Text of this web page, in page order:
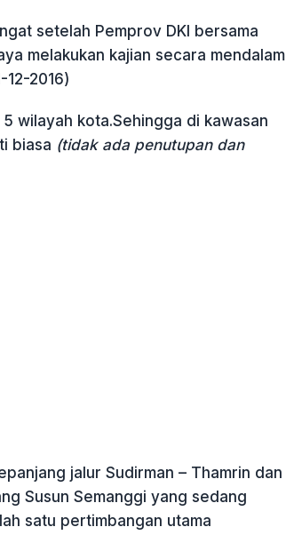
setelah Pemprov DKI bersama
melakukan kajian secara mendalam
2016)
wilayah kota.Sehingga di kawasan
biasa (tidak ada penutupan dan
jalur Sudirman – Thamrin dan
Susun Semanggi yang sedang
satu pertimbangan utama